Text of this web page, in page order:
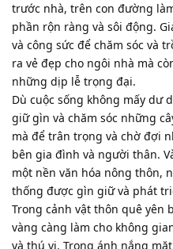
trước nhà, trên con đường
phần rộn ràng và sôi động.
và công sức để chăm sóc và
ra vẻ đẹp cho ngôi nhà mà
những dịp lễ trọng đại.
Dù cuộc sống không mấy dư
giữ gìn và chăm sóc những
mà để trân trọng và chờ đợi
bên gia đình và người thân.
một nền văn hóa nông thôn,
thống được gìn giữ và phát
Trong cảnh vật thôn quê yên
vàng càng làm cho không
và thú vị. Trong ánh nắng